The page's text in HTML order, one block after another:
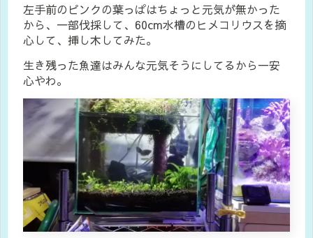
左手前のピンクの葉っぱはちょっと元気が無かった
から、一部伐採して、60cm水槽のヒメコリウスを摘
心して、挿し木してみた。
生き残った魚達はみんな元気そうにしてるから一安
心やわ。